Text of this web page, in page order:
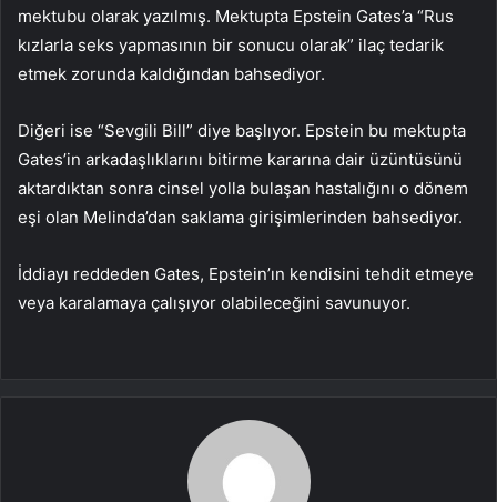
mektubu olarak yazılmış. Mektupta Epstein Gates’a “Rus
kızlarla seks yapmasının bir sonucu olarak” ilaç tedarik
etmek zorunda kaldığından bahsediyor.
Diğeri ise “Sevgili Bill” diye başlıyor. Epstein bu mektupta
Gates’in arkadaşlıklarını bitirme kararına dair üzüntüsünü
aktardıktan sonra cinsel yolla bulaşan hastalığını o dönem
eşi olan Melinda’dan saklama girişimlerinden bahsediyor.
İddiayı reddeden Gates, Epstein’ın kendisini tehdit etmeye
veya karalamaya çalışıyor olabileceğini savunuyor.